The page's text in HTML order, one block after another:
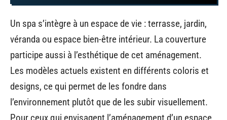
Un spa s’intègre à un espace de vie : terrasse, jardin,
véranda ou espace bien-être intérieur. La couverture
participe aussi à l’esthétique de cet aménagement.
Les modèles actuels existent en différents coloris et
designs, ce qui permet de les fondre dans
l’environnement plutôt que de les subir visuellement.
Pour ceux qui envisagent l’aménagement d’un espace